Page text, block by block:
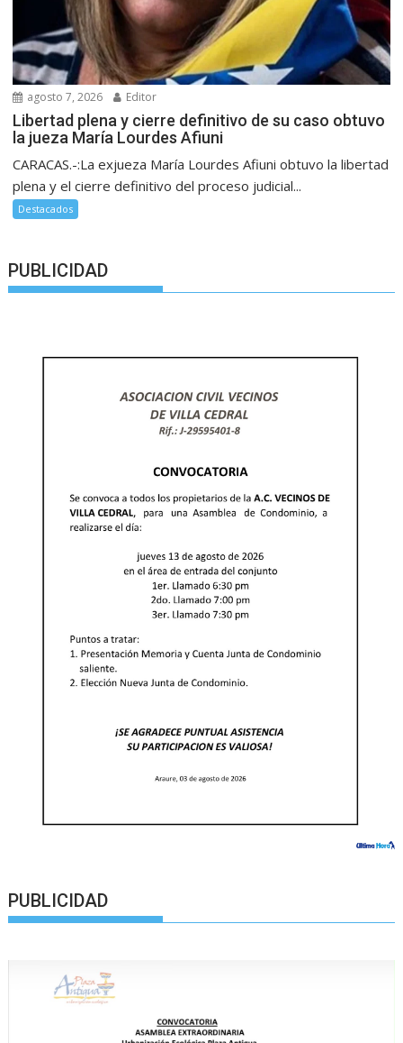
agosto 7, 2026 Editor
Libertad plena y cierre definitivo de su caso obtuvo
la jueza María Lourdes Afiuni
CARACAS.-:La exjueza María Lourdes Afiuni obtuvo la libertad
plena y el cierre definitivo del proceso judicial...
Destacados
PUBLICIDAD
PUBLICIDAD